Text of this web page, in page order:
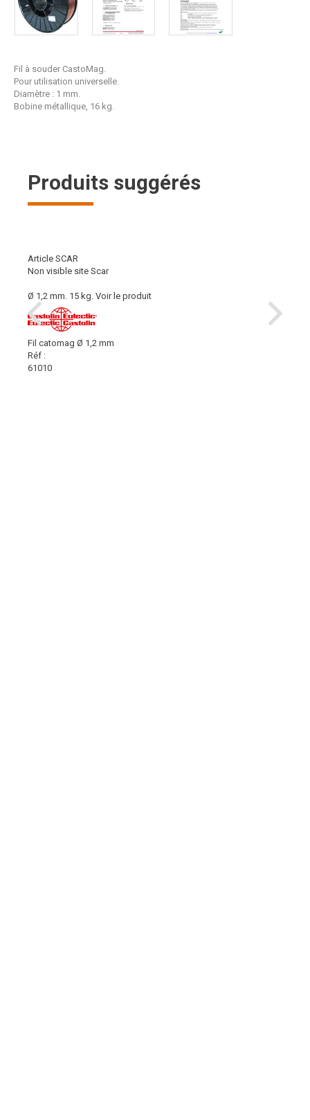
Fil à souder CastoMag.
Pour utilisation universelle.
Diamètre : 1 mm.
Bobine métallique, 16 kg.
Produits suggérés
Article SCAR
Non visible site Scar
Ø 1,2 mm. 15 kg. Voir le produit
Fil catomag Ø 1,2 mm
Réf :
61010